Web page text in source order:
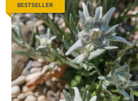
BESTSELLER